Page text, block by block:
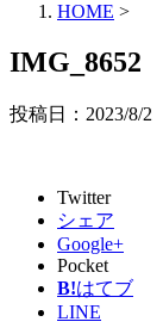
HOME >
IMG_8652
投稿日： 2023/8/2
Twitter
シェア
Google+
Pocket
B!はてブ
LINE